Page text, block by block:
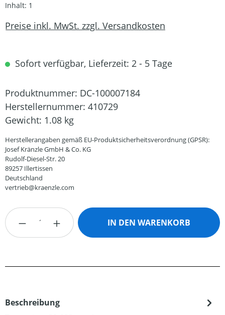
Inhalt: 1
Preise inkl. MwSt. zzgl. Versandkosten
Sofort verfügbar, Lieferzeit: 2 - 5 Tage
Produktnummer: DC-100007184
Herstellernummer: 410729
Gewicht: 1.08 kg
Herstellerangaben gemäß EU-Produktsicherheitsverordnung (GPSR):
Josef Kränzle GmbH & Co. KG
Rudolf-Diesel-Str. 20
89257 Illertissen
Deutschland
vertrieb@kraenzle.com
Produkt Anzahl: Gib den gewünschten
IN DEN WARENKORB
Beschreibung